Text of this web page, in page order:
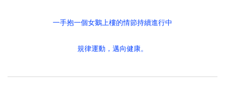
一手抱一個女鵝上樓的情節持續進行中
規律運動，邁向健康。